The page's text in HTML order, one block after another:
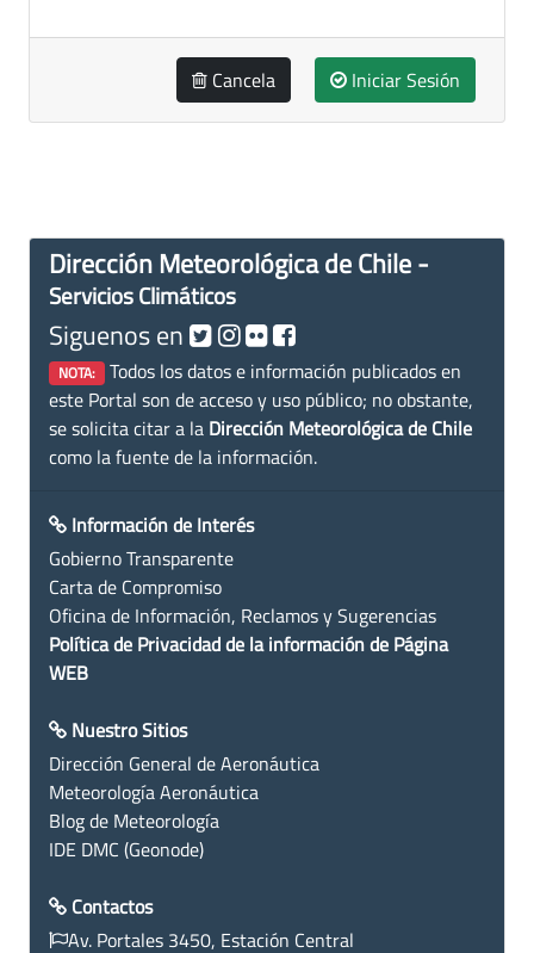
Cancela Iniciar Sesión
Dirección Meteorológica de Chile -
Servicios Climáticos
Siguenos en
NOTA: Todos los datos e información publicados en
este Portal son de acceso y uso público; no obstante,
se solicita citar a la Dirección Meteorológica de Chile
como la fuente de la información.
Información de Interés
Gobierno Transparente
Carta de Compromiso
Oficina de Información, Reclamos y Sugerencias
Política de Privacidad de la información de Página
WEB
Nuestro Sitios
Dirección General de Aeronáutica
Meteorología Aeronáutica
Blog de Meteorología
IDE DMC (Geonode)
Contactos
Av. Portales 3450, Estación Central